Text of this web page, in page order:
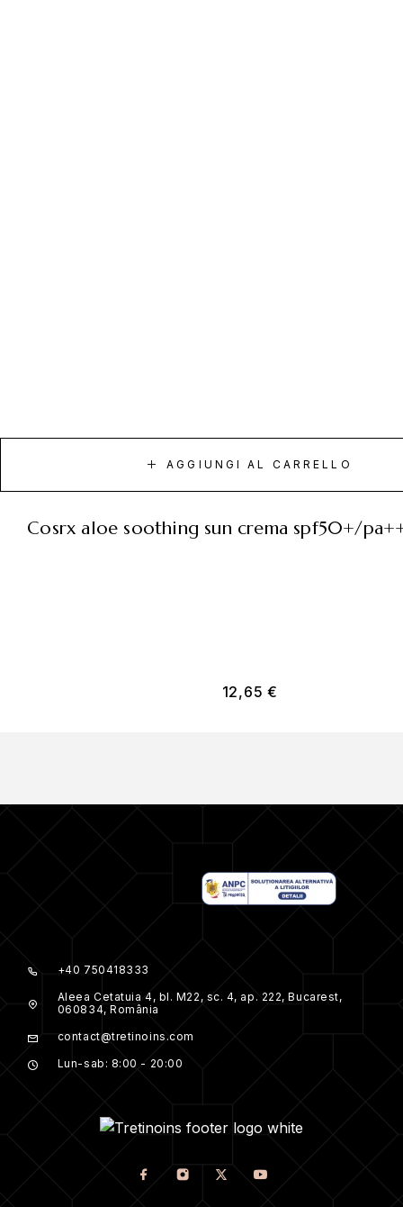
AGGIUNGI AL CARRELLO
cosrx aloe soothing sun crema spf50+/
12,65€
+40 750418333
Aleea Cetatuia 4, bl. M22, sc. 4, ap. 222, Bucarest,
060834, România
contact@tretinoins.com
Lun-sab: 8:00 - 20:00